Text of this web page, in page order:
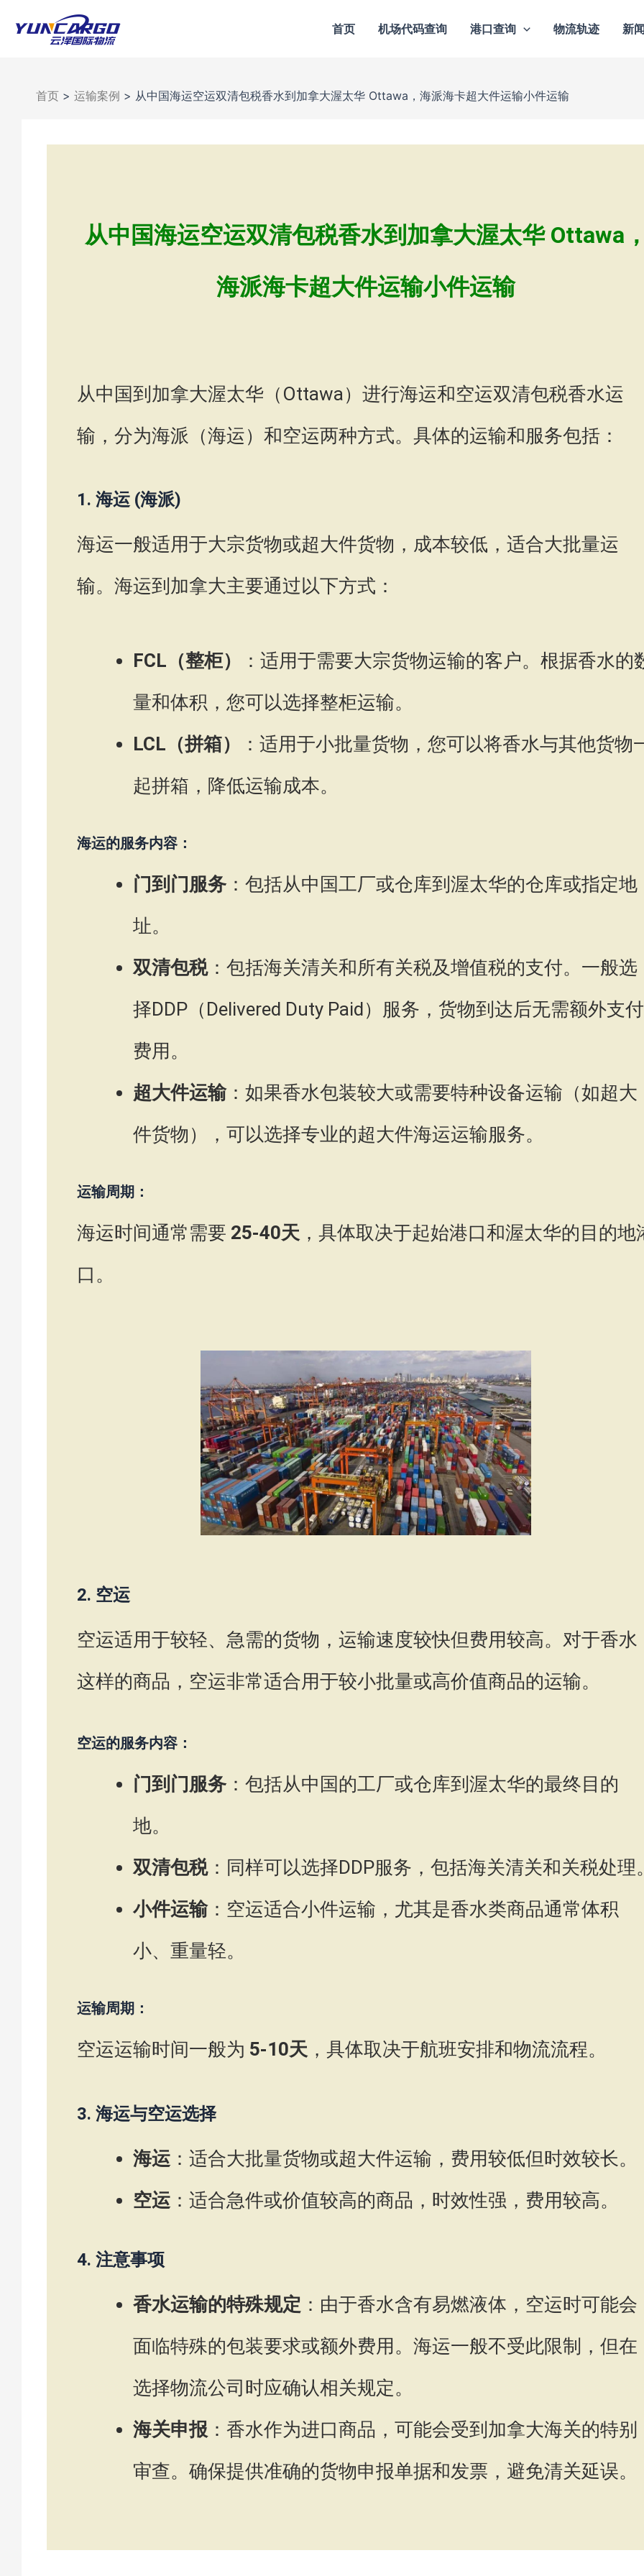
首页 机场代码查询 港口查询 物流轨迹 新
首页 > 运输案例 > 从中国海运空运双清包税香水到加拿大渥太华 Ottawa，海派海卡超大件运输小件运输
从中国海运空运双清包税香水到加拿大渥太华 Ottawa
海派海卡超大件运输小件运输
从中国到加拿大渥太华（Ottawa）进行海运和空运双清包税香水运
输，分为海派（海运）和空运两种方式。具体的运输和服务包括：
1. 海运 (海派)
海运一般适用于大宗货物或超大件货物，成本较低，适合大批量运
输。海运到加拿大主要通过以下方式：
FCL（整柜）
：适用于需要大宗货物运输的客户。根据香水的
量和体积，您可以选择整柜运输。
LCL（拼箱）
：适用于小批量货物，您可以将香水与其他货物
起拼箱，降低运输成本。
海运的服务内容：
门到门服务 ：包括从中国工厂或仓库到渥太华的仓库或指定地
址。
双清包税：包括海关清关和所有关税及增值税的支付。一般选
择DDP（Delivered Duty Paid）服务，货物到达后无需额外支付
费用。
超大件运输：如果香水包装较大或需要特种设备运输（如超大
件货物），可以选择专业的超大件海运运输服务。
运输周期：
海运时间通常需要 25-40天 ，具体取决于起始港口和渥太华的目的地
口。
2. 空运
空运适用于较轻、急需的货物，运输速度较快但费用较高。对于香水
这样的商品，空运非常适合用于较小批量或高价值商品的运输。
空运的服务内容：
门到门服务 ：包括从中国的工厂或仓库到渥太华的最终目的
地。
双清包税：同样可以选择DDP服务，包括海关清关和关税处理
小件运输：空运适合小件运输，尤其是香水类商品通常体积
小、重量轻。
运输周期：
空运运输时间一般为 5-10天 ，具体取决于航班安排和物流流程。
3. 海运与空运选择
海运 ：适合大批量货物或超大件运输，费用较低但时效较长。
空运 ：适合急件或价值较高的商品，时效性强，费用较高。
4. 注意事项
香水运输的特殊规定 ：由于香水含有易燃液体，空运时可能会
面临特殊的包装要求或额外费用。海运一般不受此限制，但在
选择物流公司时应确认相关规定。
海关申报 ：香水作为进口商品，可能会受到加拿大海关的特别
审查。确保提供准确的货物申报单据和发票，避免清关延误。